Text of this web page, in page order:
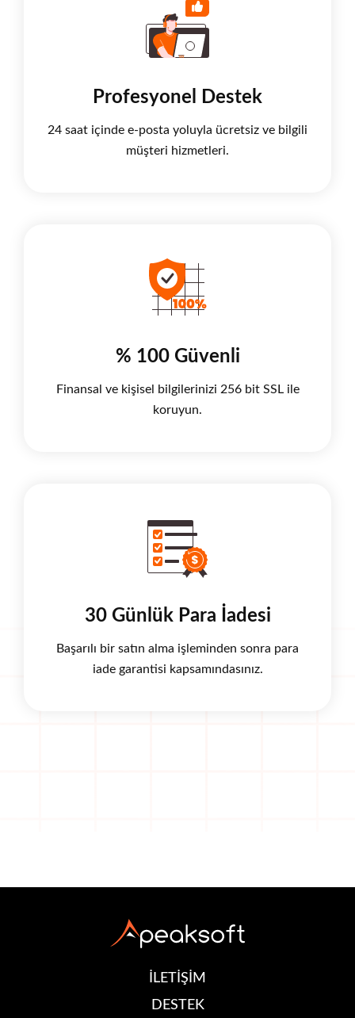
Profesyonel Destek
24 saat içinde e-posta yoluyla ücretsiz ve bilgili
müşteri hizmetleri.
% 100 Güvenli
Finansal ve kişisel bilgilerinizi 256 bit SSL ile
koruyun.
30 Günlük Para İadesi
Başarılı bir satın alma işleminden sonra para
iade garantisi kapsamındasınız.
İLETİŞİM
DESTEK